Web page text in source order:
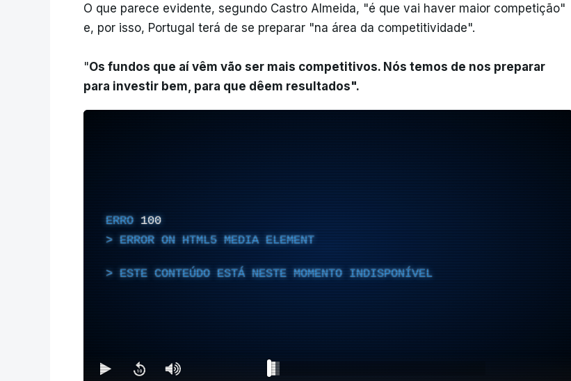
O que parece evidente, segundo Castro Almeida, "é que vai haver maior competição"
e, por isso, Portugal terá de se preparar "na área da competitividade".
"Os fundos que aí vêm vão ser mais competitivos. Nós temos de nos preparar
para investir bem, para que dêem resultados".
ERRO 100
ERROR ON HTML5 MEDIA ELEMENT
ESTE CONTEÚDO ESTÁ NESTE MOMENTO INDISPONÍVEL